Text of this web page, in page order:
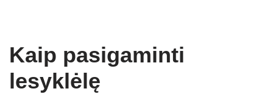
Kaip pasigaminti
lesyklėlę